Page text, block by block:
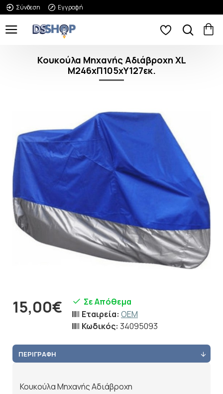
Σύνδεση Εγγραφή
Κουκούλα Μηχανής Αδιάβροχη XL
Μ246xΠ105xΥ127εκ.
15,00€
Σε Απόθεμα
Εταιρεία: OEM
Κωδικός: 34095093
ΠΕΡΙΓΡΑΦΉ
Κουκούλα Μηχανής Αδιάβροχη